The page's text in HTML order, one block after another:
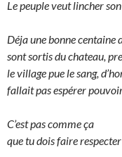
Le peuple veut lincher
Déja une bonne centaine
sont sortis du chateau,
le village pue le sang,
fallait pas espérer
C’est pas comme ça
que tu dois faire